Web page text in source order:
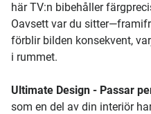
här TV:n bibehåller
Oavsett var du
förblir bilden konsekvent,
i rummet.
Ultimate Design - Passar
som en del av din interiör